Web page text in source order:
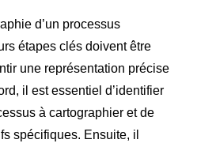
d’un processus
étapes clés doivent être
une représentation précise
il est essentiel d’identifier
à cartographier et de
spécifiques. Ensuite, il